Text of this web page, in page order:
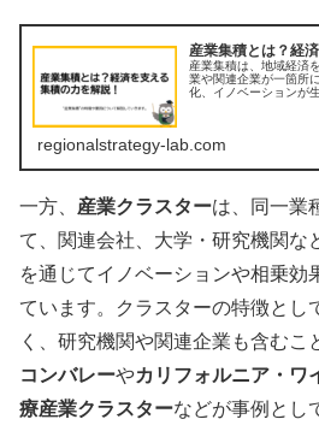
産業集積とは？経
産業集積は、地域経済
業や関連企業が一箇所
化、イノベーションが
regionalstrategy-lab.com
一方、 産業クラスターは、同一業
て、関連会社、大学・研究機関な
を通じてイノベーションや相乗効
ています。クラスターの特徴とし
く、研究機関や関連企業も含むこ
コンバレーやカリフォルニア・ワ
療産業クラスターなどが事例とし